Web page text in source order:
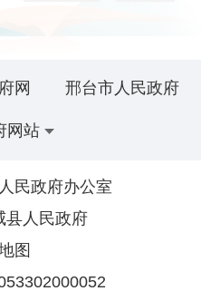
期文...
网 邢台市人民政府
网站
民政府办公室
县人民政府
图